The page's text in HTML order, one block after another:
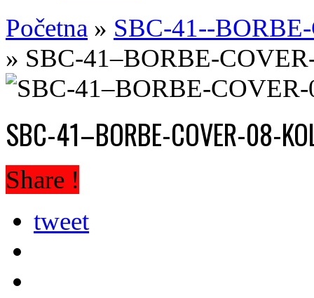
Početna » SBC-41--
» SBC-41–BORBE-
SBC-41–BORBE-COVER-08-
Share !
tweet